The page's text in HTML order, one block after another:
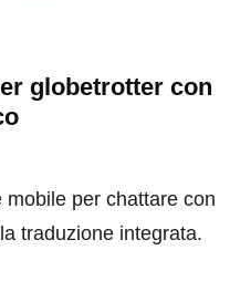
globetrotter con
mobile per chattare con
traduzione integrata.